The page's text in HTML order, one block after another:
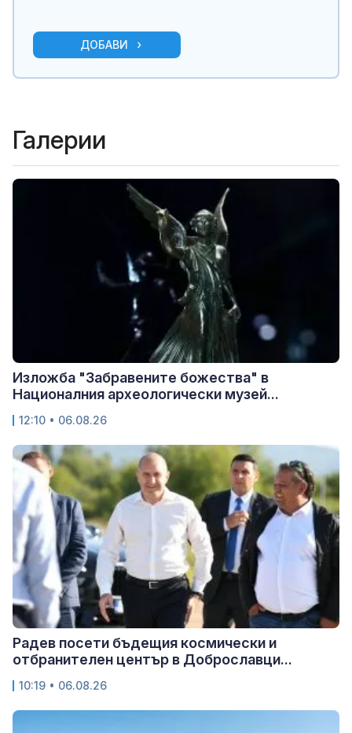
ДОБАВИ
Галерии
Изложба "Забравените божества" в
Националния археологически музей...
12:10 • 06.08.26
Радев посети бъдещия космически и
отбранителен център в Доброславци...
10:19 • 06.08.26